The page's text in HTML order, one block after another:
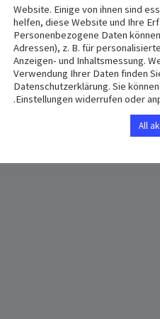
VENUE
Mariankirche
Marienstrasse 9
89518Germany+ Google Map
Website. Einige von ihnen sind
helfen, diese Website und Ihre
Personenbezogene Daten
Adressen), z. B. für
Anzeigen- und Inhaltsmessung.
Verwendung Ihrer Daten finden
Datenschutzerklärung. Sie
Einstellungen widerrufen oder
All